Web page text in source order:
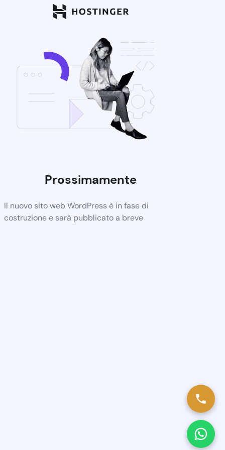
Prossimamente
Il nuovo sito web WordPress è in fase di
costruzione e sarà pubblicato a breve